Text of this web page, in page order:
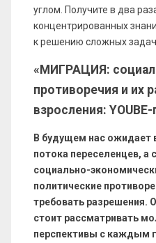
углом. Получите в два
концентрированных
к решению сложных задач.
«МИГРАЦИЯ:
противоречия и их
взросления: YOUBE-
В будущем нас ожидает
потока переселенцев, а
социально-
политические
требовать разрешения.
стоит рассматривать
перспективы с каждым